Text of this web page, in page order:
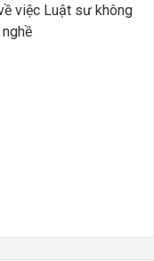
việc Luật sư không